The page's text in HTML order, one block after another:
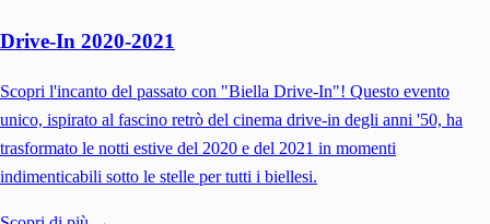
Drive-In 2020-2021
Scopri l'incanto del passato con "Biella Drive-In"! Questo evento
unico, ispirato al fascino retrò del cinema drive-in degli anni '50, ha
trasformato le notti estive del 2020 e del 2021 in momenti
indimenticabili sotto le stelle per tutti i biellesi.